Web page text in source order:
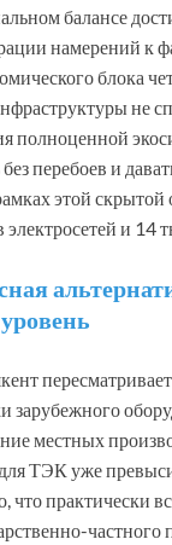
балансе
намерений к
блока
не
полноценной
перебоев и
этой скрытой
и 14
зарубежного
местных
ТЭК уже
что практически
частного